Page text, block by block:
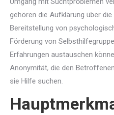
gehören die Aufklärung über
Bereitstellung von
Förderung von
Erfahrungen austauschen
Anonymität, die den
sie Hilfe suchen.